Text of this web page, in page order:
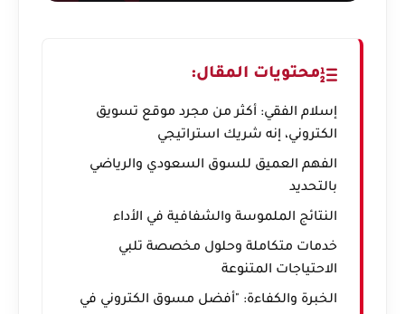
محتويات المقال:
إسلام الفقي: أكثر من مجرد موقع تسويق
الكتروني، إنه شريك استراتيجي
الفهم العميق للسوق السعودي والرياضي
بالتحديد
النتائج الملموسة والشفافية في الأداء
خدمات متكاملة وحلول مخصصة تلبي
الاحتياجات المتنوعة
الخبرة والكفاءة: "أفضل مسوق الكتروني في